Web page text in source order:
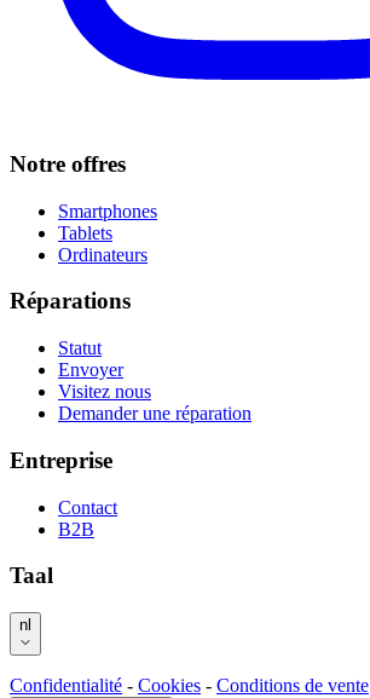
Notre offres
Smartphones
Tablets
Ordinateurs
Réparations
Statut
Envoyer
Visitez nous
Demander une réparation
Entreprise
Contact
B2B
Taal
nl
Confidentialité - Cookies - Conditions de vente